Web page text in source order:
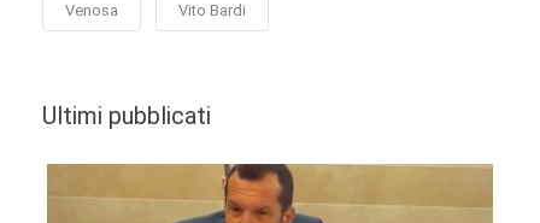
Venosa Vito Bardi
Ultimi pubblicati